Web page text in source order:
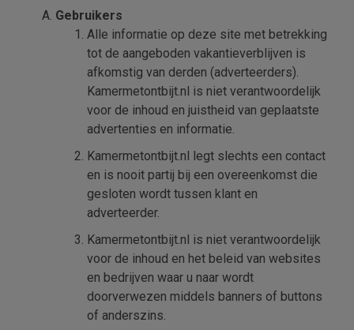
Gebruikers
Alle informatie op deze site met betrekking
tot de aangeboden vakantieverblijven is
afkomstig van derden (adverteerders).
Kamermetontbijt.nl is niet verantwoordelijk
voor de inhoud en juistheid van geplaatste
advertenties en informatie.
Kamermetontbijt.nl legt slechts een contact
en is nooit partij bij een overeenkomst die
gesloten wordt tussen klant en
adverteerder.
Kamermetontbijt.nl is niet verantwoordelijk
voor de inhoud en het beleid van websites
en bedrijven waar u naar wordt
doorverwezen middels banners of buttons
of anderszins.